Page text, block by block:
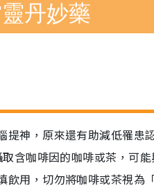
丹妙藥
神，原來還有助減低罹患
含咖啡因的咖啡或茶，可
用，切勿將咖啡或茶視為